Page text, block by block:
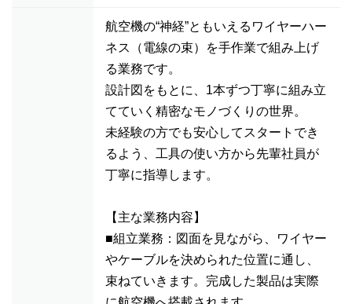
航空機の“神経”ともいえるワイヤーハー
ネス（電線の束）を手作業で組み上げ
る業務です。
設計図をもとに、1本ずつ丁寧に組み立
てていく精密なモノづくりの世界。
未経験の方でも安心してスタートでき
るよう、工具の使い方から先輩社員が
丁寧に指導します。
【主な業務内容】
■組立業務：図面を見ながら、ワイヤー
やケーブルを決められた位置に通し、
束ねていきます。完成した製品は実際